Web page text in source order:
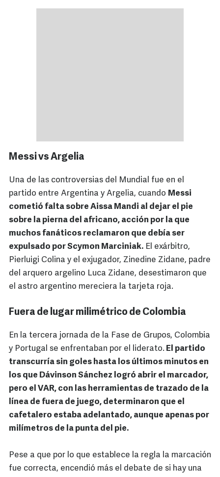
Messi vs Argelia
Una de las controversias del Mundial fue en el
partido entre Argentina y Argelia, cuando Messi
cometió falta sobre Aissa Mandi al dejar el pie
sobre la pierna del africano, acción por la que
muchos fanáticos reclamaron que debía ser
expulsado por Scymon Marciniak. El exárbitro,
Pierluigi Colina y el exjugador, Zinedine Zidane, padre
del arquero argelino Luca Zidane, desestimaron que
el astro argentino mereciera la tarjeta roja.
Fuera de lugar milimétrico de Colombia
En la tercera jornada de la Fase de Grupos, Colombia
y Portugal se enfrentaban por el liderato. El partido
transcurría sin goles hasta los últimos minutos en
los que Dávinson Sánchez logró abrir el marcador,
pero el VAR, con las herramientas de trazado de la
línea de fuera de juego, determinaron que el
cafetalero estaba adelantado, aunque apenas por
milímetros de la punta del pie.
Pese a que por lo que establece la regla la marcación
fue correcta, encendió más el debate de si hay una